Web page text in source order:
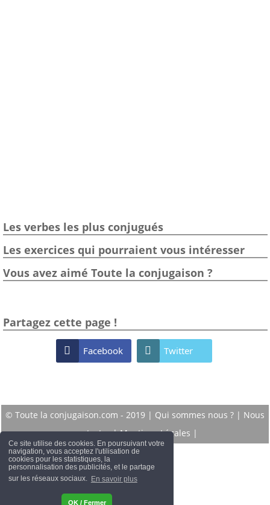
Ce site utilise des cookies. En poursuivant votre
navigation, vous acceptez l'utilisation de
cookies pour les statistiques, la
personnalisation des publicités, et le partage
sur les réseaux sociaux. En savoir plus
OK / Fermer
Les verbes les plus conjugués
Les exercices qui pourraient vous intéresser
Vous avez aimé Toute la conjugaison ?
Partagez cette page !
 Facebook  Twitter
© Toute la conjugaison.com - 2019 | Qui sommes nous ? | Nous
contacter|Mentions Légales |